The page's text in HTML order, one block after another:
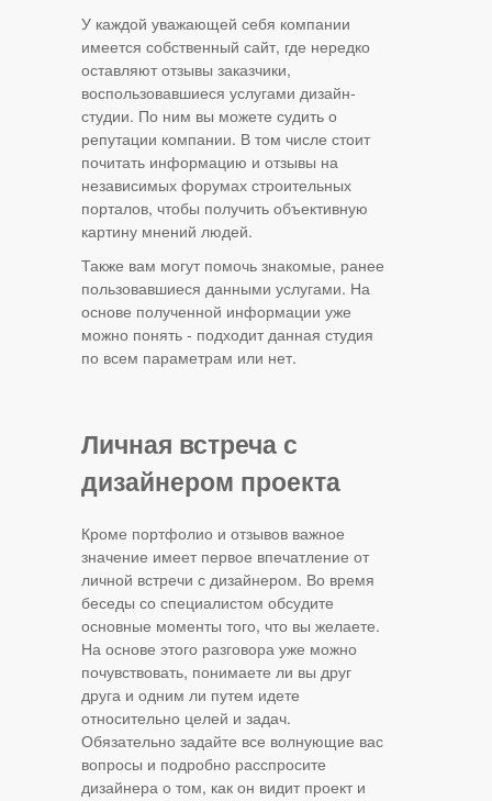
У каждой уважающей себя компании
имеется собственный сайт, где нередко
оставляют отзывы заказчики,
воспользовавшиеся услугами дизайн-
студии. По ним вы можете судить о
репутации компании. В том числе стоит
почитать информацию и отзывы на
независимых форумах строительных
порталов, чтобы получить объективную
картину мнений людей.
Также вам могут помочь знакомые, ранее
пользовавшиеся данными услугами. На
основе полученной информации уже
можно понять - подходит данная студия
по всем параметрам или нет.
Личная встреча с
дизайнером проекта
Кроме портфолио и отзывов важное
значение имеет первое впечатление от
личной встречи с дизайнером. Во время
беседы со специалистом обсудите
основные моменты того, что вы желаете.
На основе этого разговора уже можно
почувствовать, понимаете ли вы друг
друга и одним ли путем идете
относительно целей и задач.
Обязательно задайте все волнующие вас
вопросы и подробно расспросите
дизайнера о том, как он видит проект и